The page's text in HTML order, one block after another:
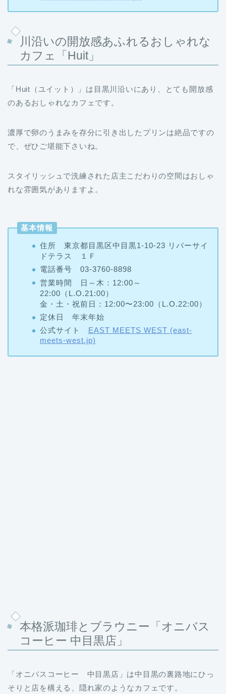
川沿いの開放感あふれるおしゃれな
カフェ「Huit」
のあるおしゃれなカフェです。
で、ぜひご堪能下さいね。
れな雰囲気がありますよ。
住所 東京都目黒区中目黒1-10-23 リバーサイ
電話番号 03-3760-8898
営業時間 日～木：12:00～
金・土・祝前日：12:00〜23:00（L.O.22:00）
定休日 年末年始
公式サイト EAST MEETS WEST (east-
meets-west.jp)
コーヒー 中目黒店」
そりと店を構える、隠れ家のようなカフェです。